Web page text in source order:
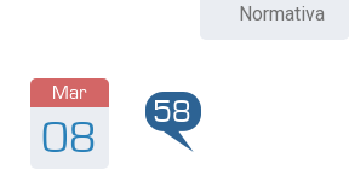
Normativa
Mar
08
58